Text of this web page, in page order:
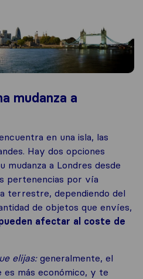
mudanza a
en una isla, las
Hay dos opciones
mudanza a Londres desde
pertenencias por vía
terrestre, dependiendo del
de objetos que envíes,
afectar al coste de
elijas:generalmente, el
más económico, y te